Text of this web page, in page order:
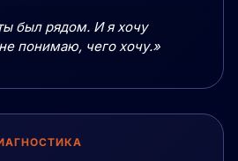
был рядом. И я хочу
понимаю, чего хочу.»